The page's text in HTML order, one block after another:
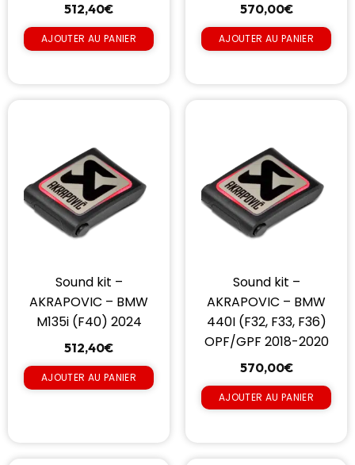
512,40€
AJOUTER AU PANIER
570,00€
AJOUTER AU PANIER
Sound kit –
AKRAPOVIC – BMW
M135i (F40) 2024
512,40€
AJOUTER AU PANIER
Sound kit –
AKRAPOVIC – BMW
440I (F32, F33, F36)
OPF/GPF 2018-2020
570,00€
AJOUTER AU PANIER